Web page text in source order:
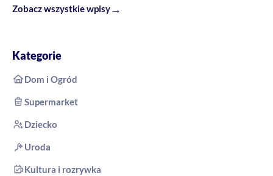
Zobacz wszystkie wpisy→
Kategorie
Dom i Ogród
Supermarket
Dziecko
Uroda
Kultura i rozrywka